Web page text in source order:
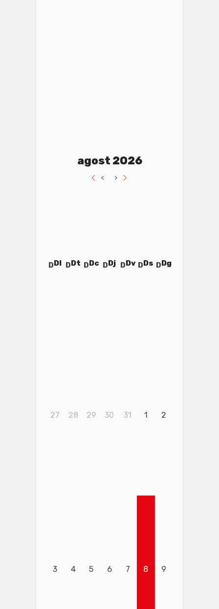
<
agost 2026
>
Dl Dt Dc Dj Dv Ds Dg
27 28 29 30 31 1 2
3 4 5 6 7 8 9